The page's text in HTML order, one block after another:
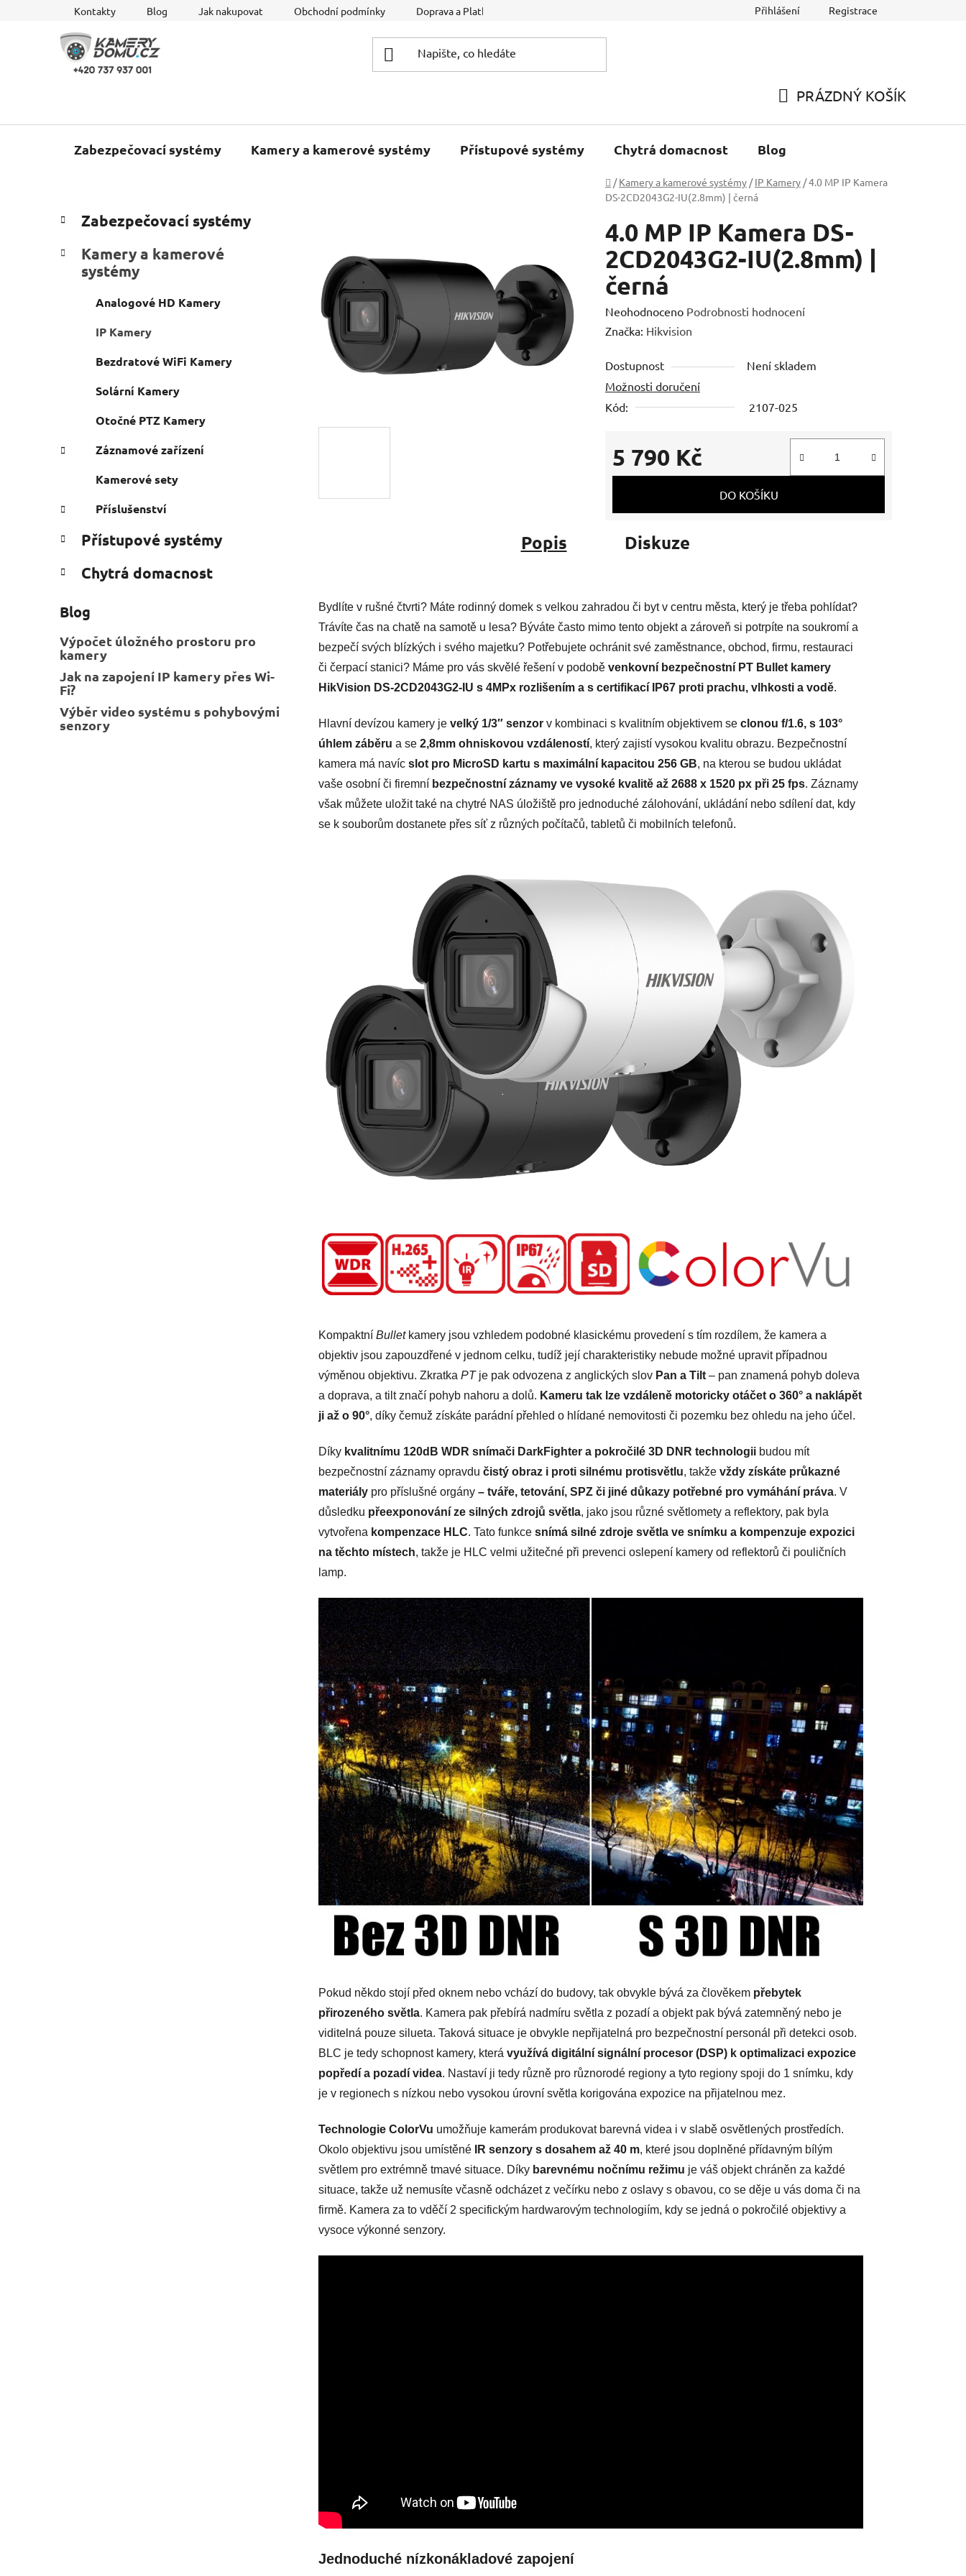
Kontakty Blog Jak nakupovat Obchodní podmínky Doprava a Platba Reklamace a Vracení zboží
Přihlášení Registrace
KOŠÍK
PRÁZDNÝ KOŠÍK
Zabezpečovací systémy Kamery a kamerové systémy Přístupové systémy Chytrá domacnost Blog
Domů
/ Kamery a kamerové systémy / IP Kamery /4.0 MP IP Kamera
DS-2CD2043G2-IU(2.8mm) | černá
P
o
s
l
kategorie
a
e
Zabezpečovací systémy
Kamery a kamerové
systémy
Analogové HD Kamery
IP Kamery
Bezdratové WiFi Kamery
Solární Kamery
Otočné PTZ Kamery
Záznamové zařízení
Kamerové sety
Příslušenství
Přístupové systémy
Chytrá domacnost
Blog
Výpočet úložného prostoru pro
kamery
Jak na zapojení IP kamery přes Wi-
Fi?
Výběr video systému s pohybovými
senzory
4.0 MP IP Kamera DS-
2CD2043G2-IU(2.8mm) |
černá
Průměrné
hodnocení
je
0,0
z
Neohodnoceno Podrobnosti hodnocení
Značka: Hikvision
Dostupnost
Není skladem
Možnosti doručení
Kód:
2107-025
5 790 Kč
Měrná cena:
DO KOŠÍKU
Popis Diskuze
Bydlíte v rušné čtvrti? Máte rodinný domek s velkou zahradou či byt v centru města, který je třeba pohlídat?
Trávíte čas na chatě na samotě u lesa? Býváte často mimo tento objekt a zároveň si potrpíte na soukromí a
bezpečí svých blízkých i svého majetku? Potřebujete ochránit své zaměstnance, obchod, firmu, restauraci
či čerpací stanici? Máme pro vás skvělé řešení v podobě venkovní bezpečnostní PT Bullet kamery
HikVision DS-2CD2043G2-IU s 4MPx rozlišením a s certifikací IP67 proti prachu, vlhkosti a vodě.
Hlavní devízou kamery je velký 1/3″ senzor v kombinaci s kvalitním objektivem se clonou f/1.6, s 103°
úhlem záběru a se 2,8mm ohniskovou vzdáleností, který zajistí vysokou kvalitu obrazu. Bezpečnostní
kamera má navíc slot pro MicroSD kartu s maximální kapacitou 256 GB, na kterou se budou ukládat
vaše osobní či firemní bezpečnostní záznamy ve vysoké kvalitě až 2688 x 1520 px při 25 fps. Záznamy
však můžete uložit také na chytré NAS úložiště pro jednoduché zálohování, ukládání nebo sdílení dat, kdy
se k souborům dostanete přes síť z různých počítačů, tabletů či mobilních telefonů.
Kompaktní Bulletkamery jsou vzhledem podobné klasickému provedení s tím rozdílem, že kamera a
objektiv jsou zapouzdřené v jednom celku, tudíž její charakteristiky nebude možné upravit případnou
výměnou objektivu. Zkratka PTje pak odvozena z anglických slov Pan a Tilt – pan znamená pohyb doleva
a doprava, a tilt značí pohyb nahoru a dolů. Kameru tak lze vzdáleně motoricky otáčet o 360° a naklápět
ji až o 90°, díky čemuž získáte parádní přehled o hlídané nemovitosti či pozemku bez ohledu na jeho účel.
Díky kvalitnímu 120dB WDR snímači DarkFighter a pokročilé 3D DNR technologii budou mít
bezpečnostní záznamy opravdu čistý obraz i proti silnému protisvětlu, takže vždy získáte průkazné
materiály pro příslušné orgány – tváře, tetování, SPZ či jiné důkazy potřebné pro vymáhání práva. V
důsledku přeexponování ze silných zdrojů světla, jako jsou různé světlomety a reflektory, pak byla
vytvořena kompenzace HLC. Tato funkce snímá silné zdroje světla ve snímku a kompenzuje expozici
na těchto místech, takže je HLC velmi užitečné při prevenci oslepení kamery od reflektorů či pouličních
lamp.
Pokud někdo stojí před oknem nebo vchází do budovy, tak obvykle bývá za člověkem přebytek
přirozeného světla. Kamera pak přebírá nadmíru světla z pozadí a objekt pak bývá zatemněný nebo je
viditelná pouze silueta. Taková situace je obvykle nepřijatelná pro bezpečnostní personál při detekci osob.
BLC je tedy schopnost kamery, která využívá digitální signální procesor (DSP) k optimalizaci expozice
popředí a pozadí videa. Nastaví ji tedy různě pro různorodé regiony a tyto regiony spoji do 1 snímku, kdy
je v regionech s nízkou nebo vysokou úrovní světla korigována expozice na přijatelnou mez.
Technologie ColorVu umožňuje kamerám produkovat barevná videa i v slabě osvětlených prostředích.
Okolo objektivu jsou umístěné
IR senzory s dosahem až 40 m, které jsou doplněné přídavným bílým
světlem pro extrémně tmavé situace. Díky barevnému nočnímu režimu je váš objekt chráněn za každé
situace, takže už nemusíte včasně odcházet z večírku nebo z oslavy s obavou, co se děje u vás doma či na
firmě. Kamera za to vděčí 2 specifickým hardwarovým technologiím, kdy se jedná o pokročilé objektivy a
vysoce výkonné senzory.
Jednoduché nízkonákladové zapojení